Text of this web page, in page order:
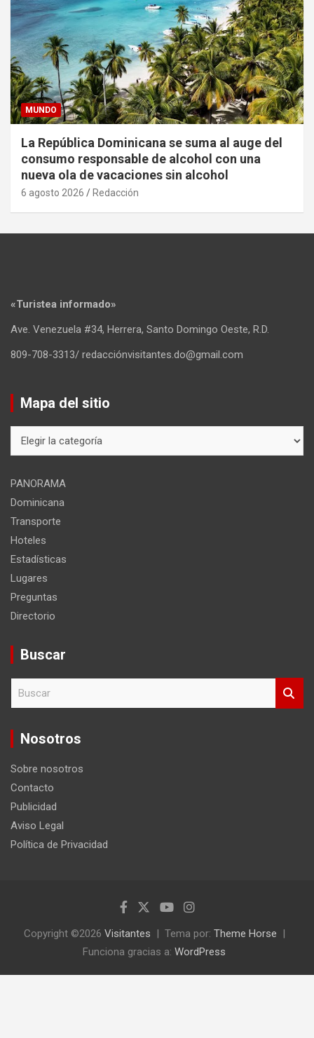
MUNDO
La República Dominicana se suma al auge del
consumo responsable de alcohol con una
nueva ola de vacaciones sin alcohol
6 agosto 2026 Redacción
«Turistea informado»
Ave. Venezuela #34, Herrera, Santo Domingo Oeste, R.D.
809-708-3313/ redacciónvisitantes.do@gmail.com
Mapa del sitio
del
PANORAMA
Dominicana
Transporte
Hoteles
Estadísticas
Lugares
Preguntas
Directorio
Buscar
c
Nosotros
Sobre nosotros
Contacto
Publicidad
Aviso Legal
Política de Privacidad
Copyright ©2026 Visitantes Tema por: Theme Horse
Funciona gracias a: WordPress